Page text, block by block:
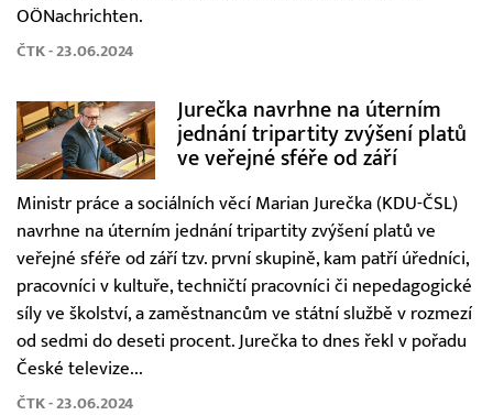
OÖNachrichten.
ČTK - 23.06.2024
Jurečka navrhne na úterním
jednání tripartity zvýšení platů
ve veřejné sféře od září
Ministr práce a sociálních věcí Marian Jurečka (KDU-ČSL)
navrhne na úterním jednání tripartity zvýšení platů ve
veřejné sféře od září tzv. první skupině, kam patří úředníci,
pracovníci v kultuře, techničtí pracovníci či nepedagogické
síly ve školství, a zaměstnancům ve státní službě v rozmezí
od sedmi do deseti procent. Jurečka to dnes řekl v pořadu
České televize...
ČTK - 23.06.2024